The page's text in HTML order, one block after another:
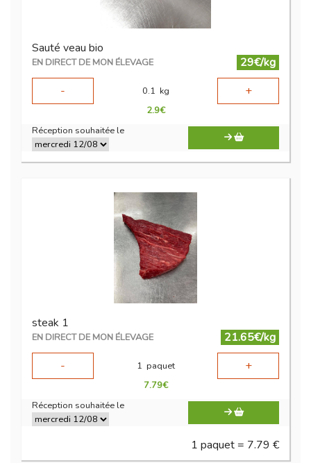
Sauté veau bio
EN DIRECT DE MON ÉLEVAGE
29€/kg
-
0.1 kg +
2.9€
Réception souhaitée le
steak 1
EN DIRECT DE MON ÉLEVAGE
21.65€/kg
-
1 paquet +
7.79€
Réception souhaitée le
1 paquet = 7.79 €